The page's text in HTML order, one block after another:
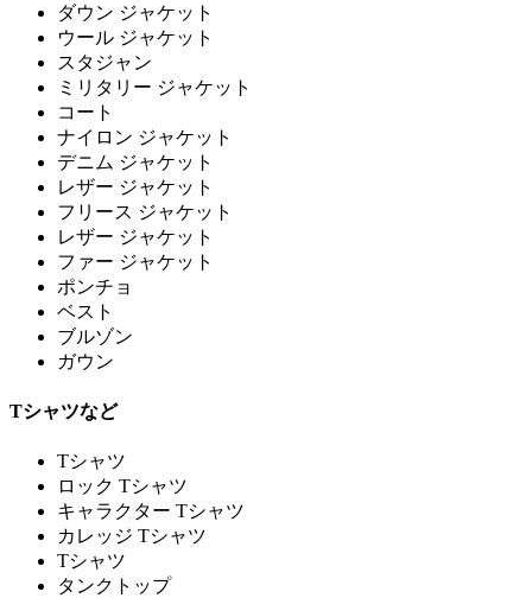
ダウン ジャケット
ウール ジャケット
スタジャン
ミリタリー ジャケット
コート
ナイロン ジャケット
デニム ジャケット
レザー ジャケット
フリース ジャケット
レザー ジャケット
ファー ジャケット
ポンチョ
ベスト
ブルゾン
ガウン
Tシャツなど
Tシャツ
ロック Tシャツ
キャラクター Tシャツ
カレッジ Tシャツ
Tシャツ
タンクトップ